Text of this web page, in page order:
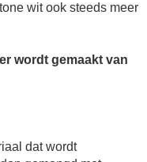
witook steeds meer
wordt gemaakt van
dat wordt